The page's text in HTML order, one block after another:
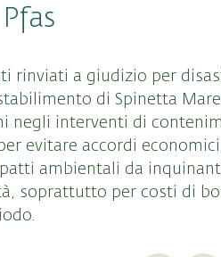
rinviati a giudizio per
di Spinetta
negli interventi di
evitare accordi
ambientali da
soprattutto per costi di